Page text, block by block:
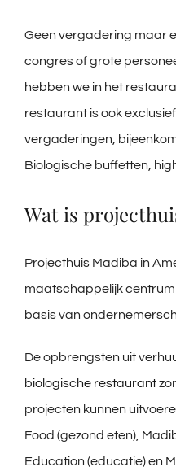
Geen vergadering maar
congres of grote
hebben we in het
restaurant is ook
vergaderingen,
Biologische buffetten,
Wat is
Projecthuis Madiba in
maatschappelijk centrum
basis van
De opbrengsten uit
biologische restaurant
projecten kunnen
Food (gezond eten),
Education (educatie) en